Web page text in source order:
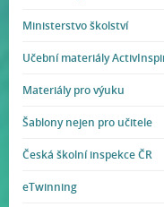
Ministerstvo školství
Učební materiály
Materiály pro výuku
Šablony nejen pro učitele
Česká školní inspekce ČR
eTwinning